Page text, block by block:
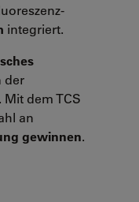
integriert.
der
Mit dem TCS
an
gewinnen.